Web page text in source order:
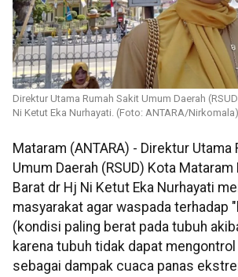
Direktur Utama Rumah Sakit Umum Daerah
Ni Ketut Eka Nurhayati. (Foto: ANTARA/
Mataram (ANTARA) - Direktur Utama
Umum Daerah (RSUD) Kota
Barat dr Hj Ni Ketut Eka Nurhayati
masyarakat agar waspada terhadap
(kondisi paling berat pada tubuh
karena tubuh tidak dapat
sebagai dampak cuaca panas